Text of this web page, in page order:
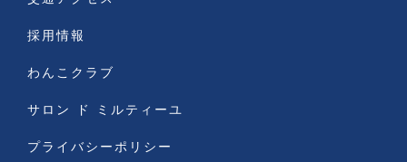
採用情報
わんこクラブ
サロン ド ミルティーユ
プライバシーポリシー